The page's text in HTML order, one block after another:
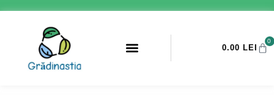
0.00 LEI
0